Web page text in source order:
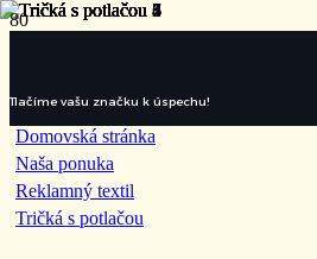
Tlačíme vašu značku k úspechu!
Domovská stránka
Naša ponuka
Reklamný textil
Tričká s potlačou